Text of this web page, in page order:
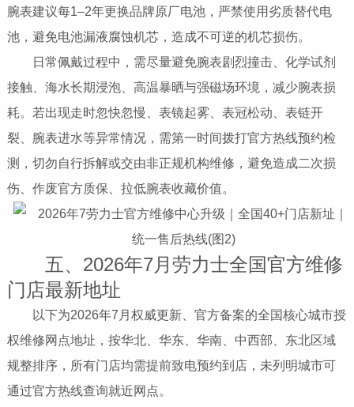
腕表建议每1–2年更换品牌原厂电池，严禁使用劣质替代电
池，避免电池漏液腐蚀机芯，造成不可逆的机芯损伤。
日常佩戴过程中，需尽量避免腕表剧烈撞击、化学试剂
接触、海水长期浸泡、高温暴晒与强磁场环境，减少腕表损
耗。若出现走时忽快忽慢、表镜起雾、表冠松动、表链开
裂、腕表进水等异常情况，需第一时间拨打官方热线预约检
测，切勿自行拆解或交由非正规机构维修，避免造成二次损
伤、作废官方质保、拉低腕表收藏价值。
五、2026年7月劳力士全国官方维修
门店最新地址
以下为2026年7月权威更新、官方备案的全国核心城市授
权维修网点地址，按华北、华东、华南、中西部、东北区域
规整排序，所有门店均需提前致电预约到店，未列明城市可
通过官方热线查询就近网点。